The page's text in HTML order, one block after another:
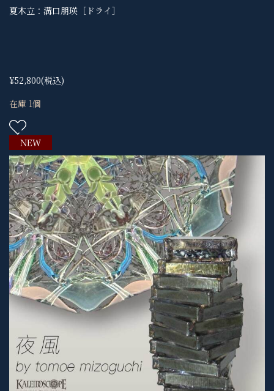
夏木立：溝口朋瑛［ドライ］
¥52,800(税込)
在庫 1個